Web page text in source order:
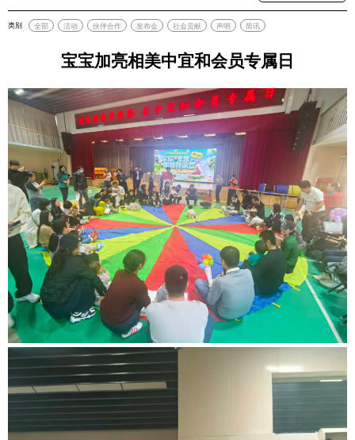
类别 全部 活动 伙伴合作 发布会 社会贡献 声明 简讯
宝宝加亮相美中宜和会员专属日